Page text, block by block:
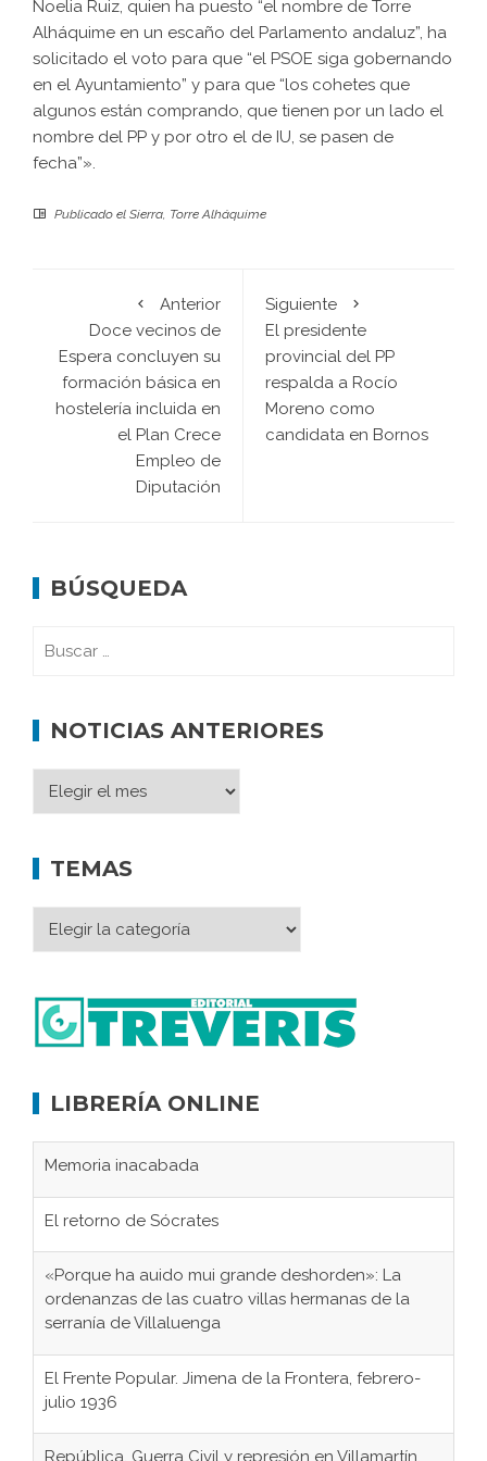
Noelia Ruiz, quien ha puesto “el nombre de Torre
Alháquime en un escaño del Parlamento andaluz”, ha
solicitado el voto para que “el PSOE siga gobernando
en el Ayuntamiento” y para que “los cohetes que
algunos están comprando, que tienen por un lado el
nombre del PP y por otro el de IU, se pasen de
fecha”».
Publicado el Sierra, Torre Alháquime
Anterior
Doce vecinos de
Espera concluyen su
formación básica en
hostelería incluida en
el Plan Crece
Empleo de
Diputación
Siguiente
El presidente
provincial del PP
respalda a Rocío
Moreno como
candidata en Bornos
BÚSQUEDA
NOTICIAS ANTERIORES
TEMAS
LIBRERÍA ONLINE
Memoria inacabada
El retorno de Sócrates
«Porque ha auido mui grande deshorden»: La
serranía de Villaluenga
El Frente Popular. Jimena de la Frontera, febrero-
República, Guerra Civil y represión en Villamartín,